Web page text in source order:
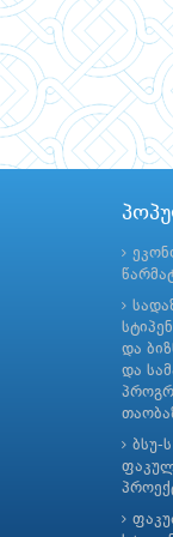
და
და
ბსუ-